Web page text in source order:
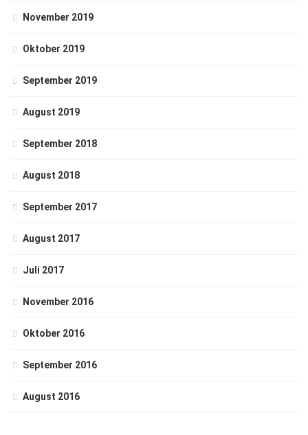
November 2019
Oktober 2019
September 2019
August 2019
September 2018
August 2018
September 2017
August 2017
Juli 2017
November 2016
Oktober 2016
September 2016
August 2016